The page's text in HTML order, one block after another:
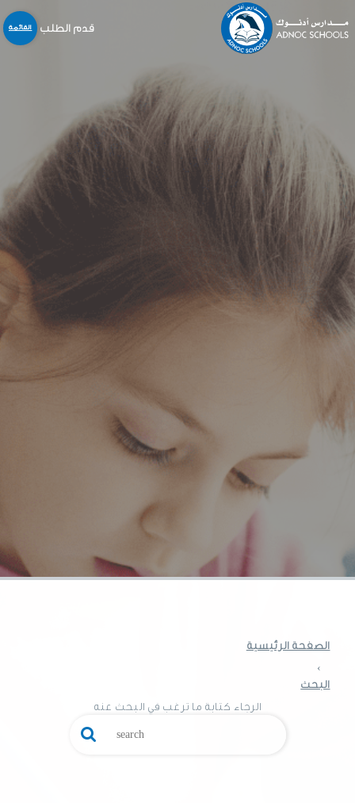
قدم الطلب القائمة
المنهاج
التسجيل و القبول
خدمات أخرى
المركز الإعلامي
الخدمات الالكترونية
الوظائف
اتّصل بنا
الصفحة الرئيسية
›
البحث
الرجاء كتابة ما ترغب في البحث عنه